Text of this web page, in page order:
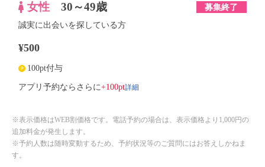
女性 30～49歳 募集終了
誠実に出会いを探している方
¥500
100pt付与
アプリ予約ならさらに+100pt詳細
※表示価格はWEB割価格です。電話予約の場合は、表示価格より1,000円の
追加料金が発生します。
※予約人数は随時変動するため、予約状況等のご質問にはお答えしかねま
す。